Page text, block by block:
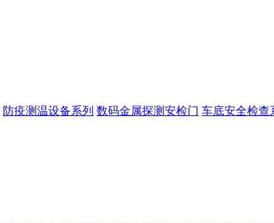
防疫测温设备系列 数码金属探测安检门 车底安全检查